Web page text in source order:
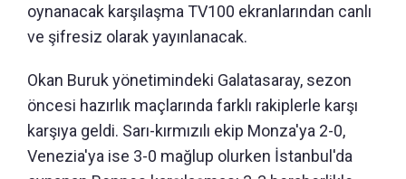
oynanacak karşılaşma TV100 ekranlarından canlı
ve şifresiz olarak yayınlanacak.
Okan Buruk yönetimindeki Galatasaray, sezon
öncesi hazırlık maçlarında farklı rakiplerle karşı
karşıya geldi. Sarı-kırmızılı ekip Monza'ya 2-0,
Venezia'ya ise 3-0 mağlup olurken İstanbul'da